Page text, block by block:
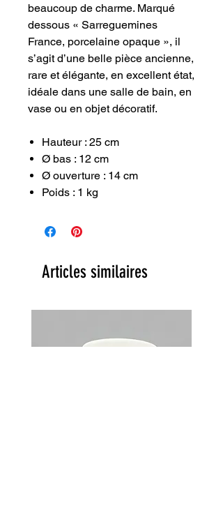
beaucoup de charme. Marqué
dessous « Sarreguemines
France, porcelaine opaque », il
s’agit d’une belle pièce ancienne,
rare et élégante, en excellent état,
idéale dans une salle de bain, en
vase ou en objet décoratif.
Hauteur : 25 cm
Ø bas : 12 cm
Ø ouverture : 14 cm
Poids : 1 kg
Articles similaires